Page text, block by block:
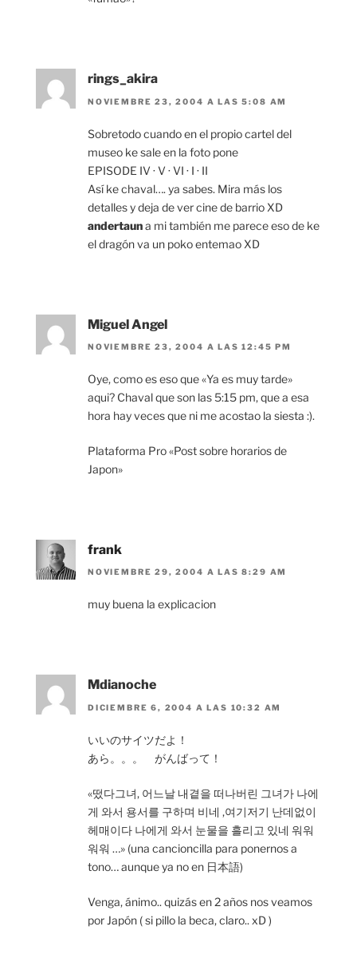
rings_akira
NOVIEMBRE 23, 2004 A LAS 5:08 AM
Sobretodo cuando en el propio cartel del
museo ke sale en la foto pone
EPISODE IV · V · VI · I · II
Así ke chaval…. ya sabes. Mira más los
detalles y deja de ver cine de barrio XD
andertauna mi también me parece eso de ke
el dragón va un poko entemao XD
Miguel Angel
NOVIEMBRE 23, 2004 A LAS 12:45 PM
Oye, como es eso que «Ya es muy tarde»
aqui? Chaval que son las 5:15 pm, que a esa
hora hay veces que ni me acostao la siesta :).
Plataforma Pro «Post sobre horarios de
Japon»
frank
NOVIEMBRE 29, 2004 A LAS 8:29 AM
muy buena la explicacion
Mdianoche
DICIEMBRE 6, 2004 A LAS 10:32 AM
いいのサイツだよ！
あら。。。 がんばって！
«떴다그녀, 어느날 내곁을 떠나버린 그녀가 나에
게 와서 용서를 구하며 비네 ,여기저기 난데없이
헤매이다 나에게 와서 눈물을 흘리고 있네 워워
워워 …» (una cancioncilla para ponernos a
tono… aunque ya no en 日本語)
Venga, ánimo.. quizás en 2 años nos veamos
por Japón ( si pillo la beca, claro.. xD )